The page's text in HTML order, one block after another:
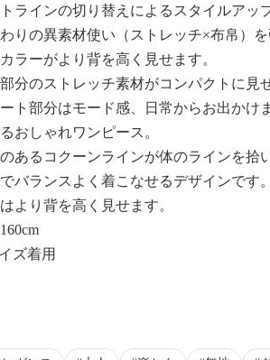
ラインの切り替えによるスタイルアッ
りの異素材使い（ストレッチ×布帛）を
ラーがより背を高く見せます。
分のストレッチ素材がコンパクトに見せ
ト部分はモード感、日常からお出かけ
おしゃれワンピース。
あるコクーンラインが体のラインを拾
バランスよく着こなせるデザインです。
より背を高く見せます。
ズ着用